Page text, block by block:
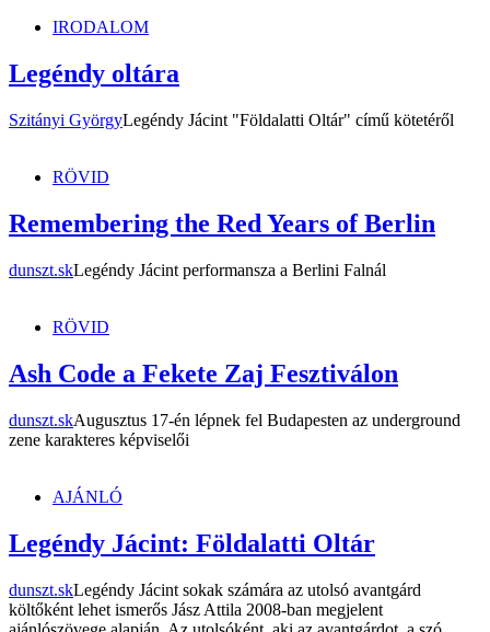
IRODALOM
Legéndy oltára
Szitányi GyörgyLegéndy Jácint "Földalatti Oltár" című kötetéről
RÖVID
Remembering the Red Years of Berlin
dunszt.skLegéndy Jácint performansza a Berlini Falnál
RÖVID
Ash Code a Fekete Zaj Fesztiválon
dunszt.skAugusztus 17-én lépnek fel Budapesten az underground
zene karakteres képviselői
AJÁNLÓ
Legéndy Jácint: Földalatti Oltár
dunszt.skLegéndy Jácint sokak számára az utolsó avantgárd
költőként lehet ismerős Jász Attila 2008-ban megjelent